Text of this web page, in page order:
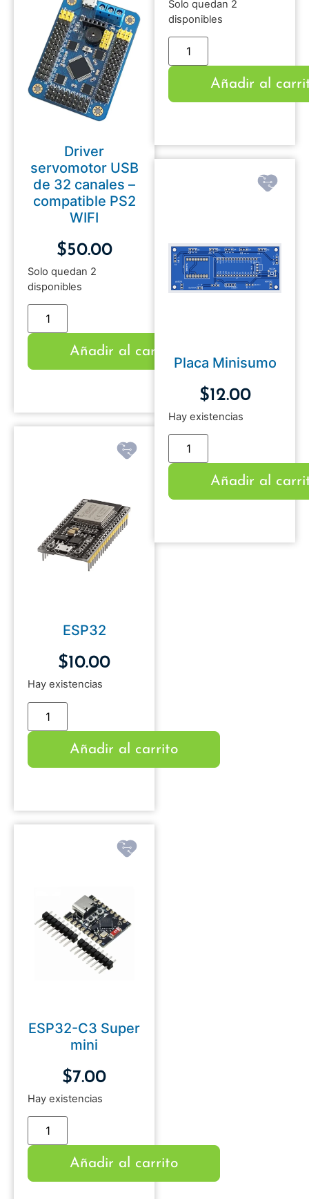
Driver
servomotor USB
de 32 canales –
compatible PS2
WIFI
$50.00
Solo quedan 2
disponibles
Añadir al carrito
ESP32
$10.00
Hay existencias
Añadir al carrito
ESP32-C3 Super
mini
$7.00
Hay existencias
Añadir al carrito
Solo quedan 2
disponibles
Añadir al
Placa Minisumo
$12.00
Hay existencias
Añadir al